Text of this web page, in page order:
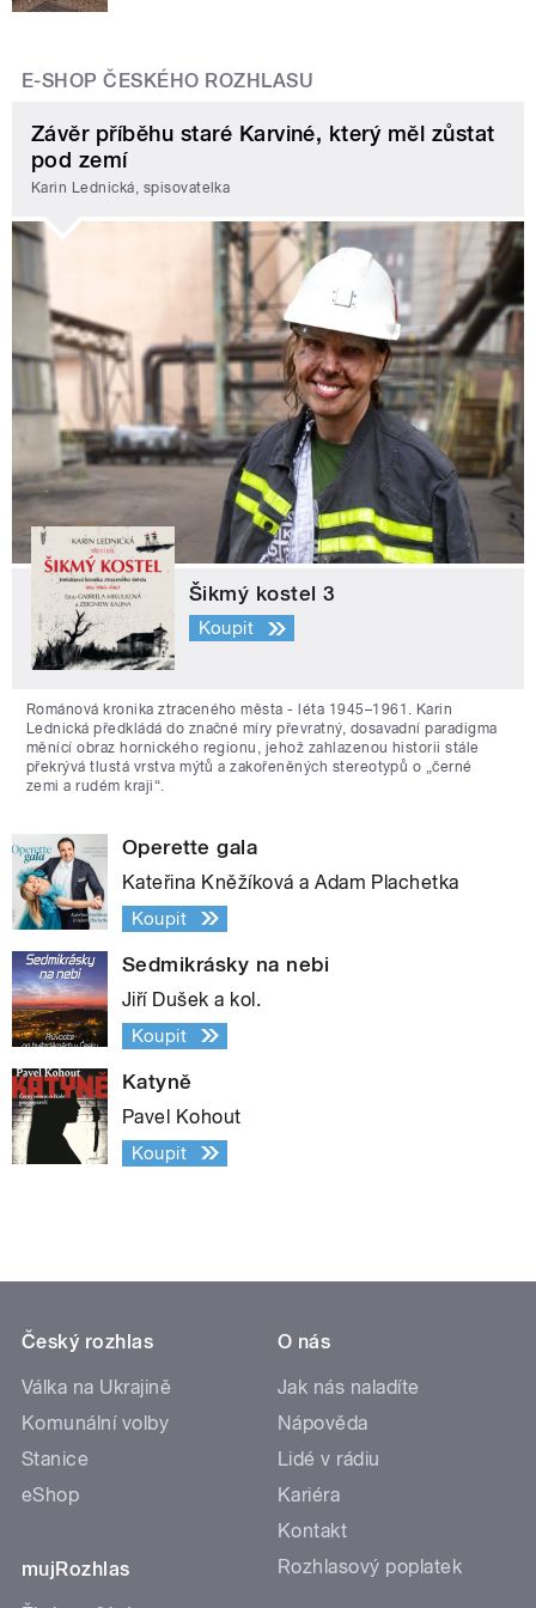
E-SHOP ČESKÉHO ROZHLASU
Závěr příběhu staré Karviné, který měl zůstat
pod zemí
Karin Lednická, spisovatelka
Šikmý kostel 3
Koupit
Románová kronika ztraceného města - léta 1945–1961. Karin
Lednická předkládá do značné míry převratný, dosavadní paradigma
měnící obraz hornického regionu, jehož zahlazenou historii stále
překrývá tlustá vrstva mýtů a zakořeněných stereotypů o „černé
zemi a rudém kraji“.
Operette gala
Kateřina Kněžíková a Adam Plachetka
Koupit
Sedmikrásky na nebi
Jiří Dušek a kol.
Koupit
Katyně
Pavel Kohout
Koupit
Český rozhlas
Válka na Ukrajině
Komunální volby
Stanice
eShop
mujRozhlas
O nás
Jak nás naladíte
Nápověda
Lidé v rádiu
Kariéra
Kontakt
Rozhlasový poplatek